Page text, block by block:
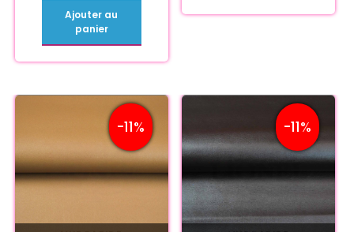
Ajouter au
panier
-11% -11%